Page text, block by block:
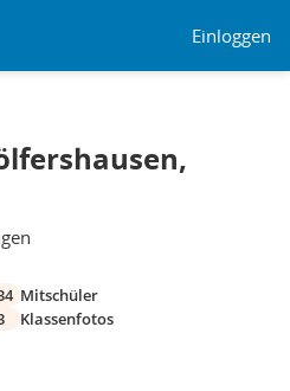
Einloggen
Mitschüler
Klassenfotos